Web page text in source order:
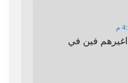
روسي اغيرهم فين في